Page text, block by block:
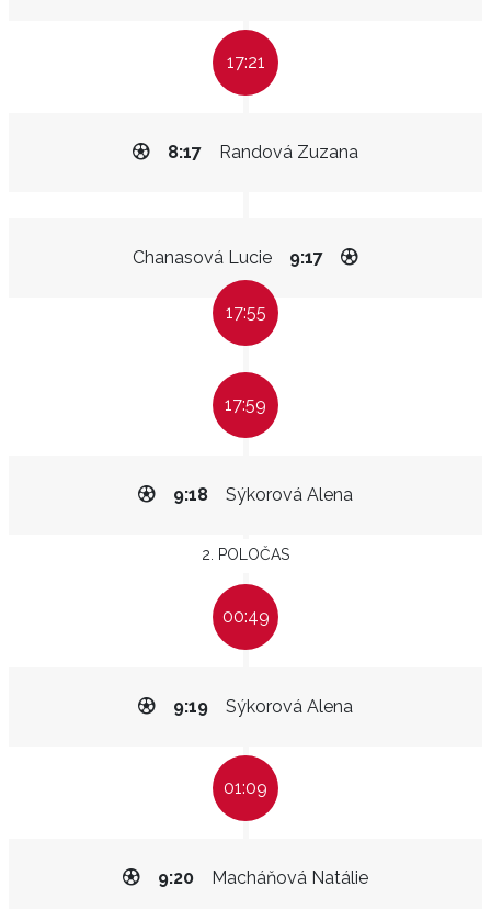
17:21
Randová Zuzana
8:17
Chanasová Lucie 9:17
17:55
17:59
Sýkorová Alena
9:18
2. POLOČAS
00:49
Sýkorová Alena
9:19
01:09
Macháňová Natálie
9:20